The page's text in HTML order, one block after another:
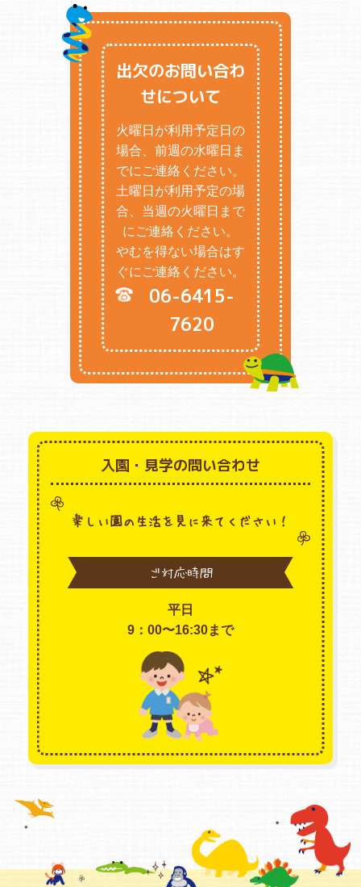
出欠のお問い合わ
せについて
火曜日が利用予定日の
場合、前週の水曜日ま
でにご連絡ください。
土曜日が利用予定の場
合、当週の火曜日まで
にご連絡ください。
やむを得ない場合はす
ぐにご連絡ください。
06-6415-
7620
入園・見学の問い合わせ
楽しい園の生活を見に来てください！
ご対応時間
平日
9：00〜16:30まで